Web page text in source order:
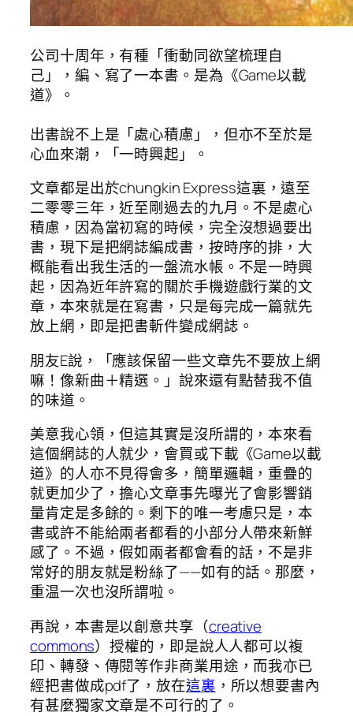
公司十周年，有種「衝動同欲望梳理自
己」，編、寫了一本書。是為《Game以載
道》。
出書說不上是「處心積慮」，但亦不至於是
心血來潮，「一時興起」。
文章都是出於chungkin Express這裏，遠至
二零零三年，近至剛過去的九月。不是處心
積慮，因為當初寫的時候，完全沒想過要出
書，現下是把網誌編成書，按時序的排，大
概能看出我生活的一盤流水帳。不是一時興
起，因為近年許寫的關於手機遊戲行業的文
章，本來就是在寫書，只是每完成一篇就先
放上網，即是把書斬件變成網誌。
朋友E說，「應該保留一些文章先不要放上網
嘛！像新曲＋精選。」說來還有點替我不值
的味道。
美意我心領，但這其實是沒所謂的，本來看
這個網誌的人就少，會買或下載《Game以載
道》的人亦不見得會多，簡單邏輯，重疊的
就更加少了，擔心文章事先曝光了會影響銷
量肯定是多餘的。剩下的唯一考慮只是，本
書或許不能給兩者都看的小部分人帶來新鮮
感了。不過，假如兩者都會看的話，不是非
常好的朋友就是粉絲了——如有的話。那麼，
重温一次也沒所謂啦。
再說，本書是以創意共享（creative
commons）授權的，即是說人人都可以複
印、轉發、傳閱等作非商業用途，而我亦已
經把書做成pdf了，放在這裏 ，所以想要書內
有甚麼獨家文章是不可行的了。